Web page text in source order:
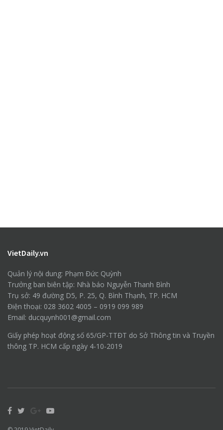
VietDaily.vn
Quản lý nội dung: Phạm Đức Quỳnh
Trưởng ban biên tập: Nhà báo Nguyễn Thanh Bình
Trụ sở: 49 đường D5, P. 25, Q. Bình Thạnh, TP. HCM
Điện thoại: 028 3602 4005 – 0919 099 989
Email: ducquynh001@gmail.com
Giấy phép hoạt động số 65/GP-TTĐT do Sở Thông tin và Truyền
thông TP. HCM cấp ngày 4-10-2019